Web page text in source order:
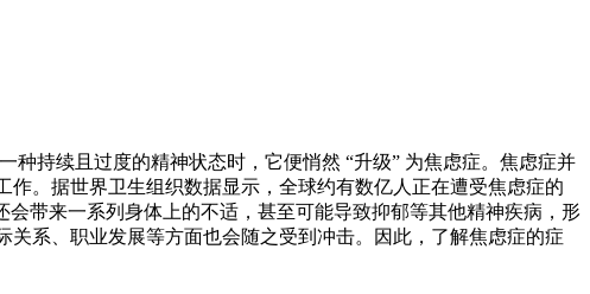
持续且过度的精神状态时，它便悄然 “升级” 为焦虑症。焦虑症并
。据世界卫生组织数据显示，全球约有数亿人正在遭受焦虑症的
带来一系列身体上的不适，甚至可能导致抑郁等其他精神疾病，形
系、职业发展等方面也会随之受到冲击。因此，了解焦虑症的症